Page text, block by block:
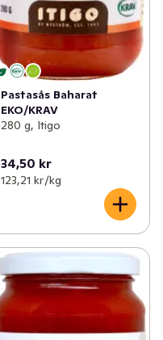
Pastasås Baharat
EKO/KRAV
280 g, Itigo
34,50 kr
123,21 kr /kg